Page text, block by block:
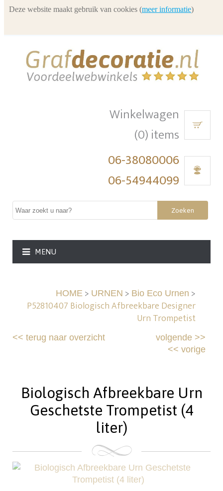
Winkelwagen
(0) items
06-38080006
06-54944099
Zoeken
MENU
HOME> URNEN > Bio Eco Urnen >
P52810407 Biologisch Afbreekbare Designer
Urn Trompetist
<<terug naar overzicht volgende>>
<< vorige
Biologisch Afbreekbare Urn
Geschetste Trompetist (4
liter)
Deze website maakt gebruik van cookies (meer informatie)